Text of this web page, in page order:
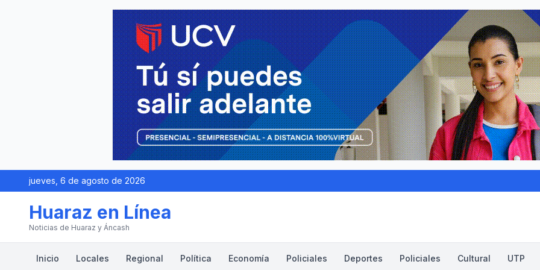
jueves, 6 de agosto de 2026
Huaraz en Línea
Noticias de Huaraz y Áncash
Inicio Locales Regional Política Economía Policiales Deportes Policiales Cultural UTP